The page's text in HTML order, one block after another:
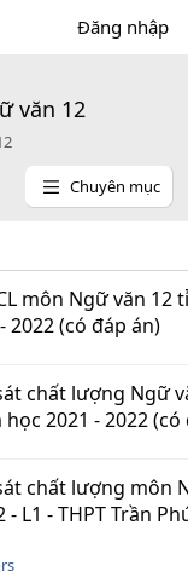
Đăng nhập
văn 12
Chuyên mục
môn Ngữ văn 12
2022 (có đáp án)
chất lượng Ngữ
2021 - 2022 (có
chất lượng môn
- L1 - THPT Trần